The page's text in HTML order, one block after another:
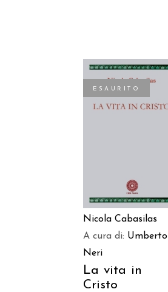
ESAURITO
Nicola Cabasilas
A cura di: Umberto
Neri
La vita in
Cristo